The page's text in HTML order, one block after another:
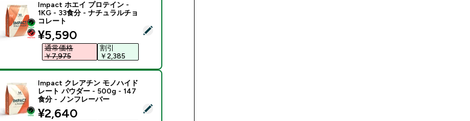
この商品を選択 - Impact ホエイ プロテイン - 1KG - 33食分 - ナチュラルチョコレート
Impact ホエイ プロテイン -
1KG - 33食分 - ナチュラルチョ
コレート
discounted price
¥5,590‎
通常価格
￥7,975‎
割引
￥2,385‎
この商品を選択 - Impact クレアチン モノハイドレート パウダー - 500g - 147食分 - ノンフレーバー
Impact クレアチン モノハイド
レート パウダー - 500g - 147
食分 - ノンフレーバー
discounted price
¥2,640‎